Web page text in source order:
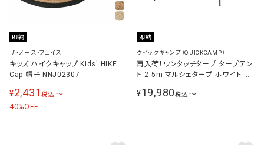
即納
ザ・ノース・フェイス
キッズ ハイクキャップ Kids' HIKE
Cap 帽子 NNJ02307
¥2,431税込 〜
40%OFF
即納
クイックキャンプ（QUICKCAMP）
再入荷！ワンタッチタープ タープテン
ト 2.5m マルシェタープ ホワイト シ
ートセット 風よけ イベント
¥19,980税込 〜